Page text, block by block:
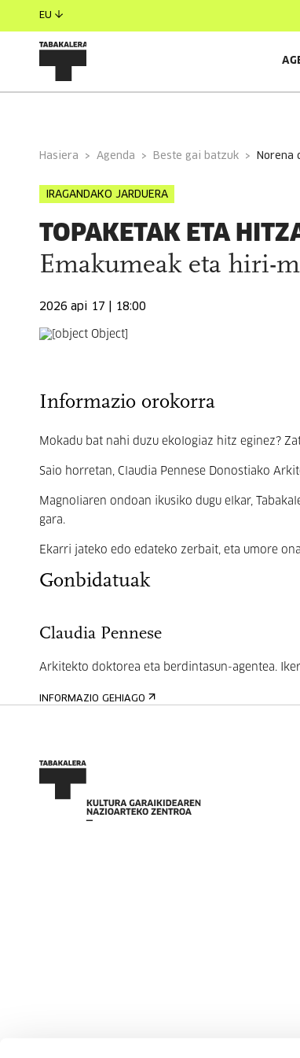
EU
Hasiera Agenda Beste gai batzuk
IRAGANDAKO JARDUERA
TOPAKETAK ETA
Emakumeak eta hiri-
2026 api 17 | 18:00
Informazio orokorra
Mokadu bat nahi duzu ekologiaz hitz eginez?
Saio horretan, Claudia Pennese Donostiako
Magnoliaren ondoan ikusiko dugu elkar,
gara.
Ekarri jateko edo edateko zerbait, eta umore
Gonbidatuak
Claudia Pennese
Arkitekto doktorea eta berdintasun-agentea.
INFORMAZIO GEHIAGO